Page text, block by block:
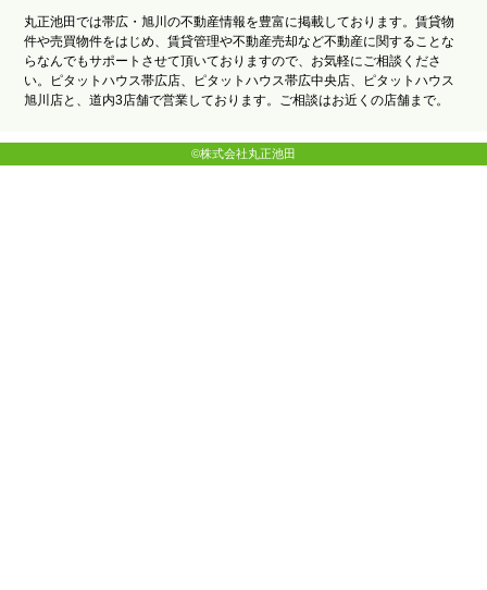
丸正池田では帯広・旭川の不動産情報を豊富に掲載しております。賃貸物
件や売買物件をはじめ、賃貸管理や不動産売却など不動産に関することな
らなんでもサポートさせて頂いておりますので、お気軽にご相談くださ
い。ピタットハウス帯広店、ピタットハウス帯広中央店、ピタットハウス
旭川店と、道内3店舗で営業しております。ご相談はお近くの店舗まで。
©株式会社丸正池田